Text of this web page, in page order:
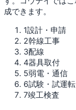
成できます。
1設計・申請
2幹線工事
3配線
4器具取付
5弱電・通信
6試験・試運転
7竣工検査